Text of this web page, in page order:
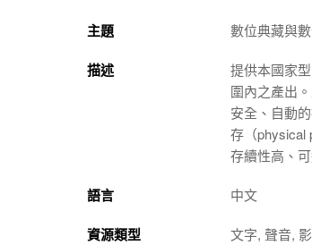
主題
數位典藏與
描述 提供本國家
圍內之產出
安全、自動
存（physical
存續性高、
語言 中文
資源類型 文字, 聲音,